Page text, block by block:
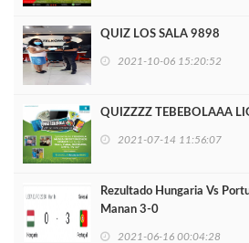
QUIZ LOS SALA 9898
2021-10-06 15:20:52
QUIZZZZ TEBEBOLAAA
2021-07-14 11:56:07
Rezultado Hungaria Vs
Manan 3-0
2021-06-16 00:04:28